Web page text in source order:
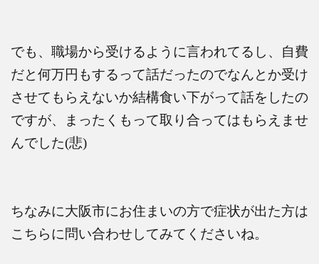
でも、職場から受けるように言われてるし、自費
だと何万円もするって話だったのでなんとか受け
させてもらえないか結構食い下がって話をしたの
ですが、まったくもって取り合ってはもらえませ
んでした(悲)
ちなみに大阪市にお住まいの方で症状が出た方は
こちらに問い合わせしてみてくださいね。